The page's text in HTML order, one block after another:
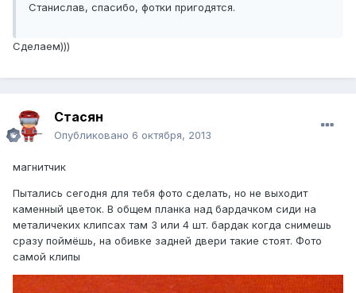
Станислав, спасибо, фотки пригодятся.
Сделаем)))
Стасян
Опубликовано 6 октября, 2013
магнитчик
Пытались сегодня для тебя фото сделать, но не выходит
каменный цветок. В общем планка над бардачком сиди на
металичеких клипсах там 3 или 4 шт. бардак когда снимешь
сразу поймёшь, на обивке задней двери такие стоят. Фото
самой клипы